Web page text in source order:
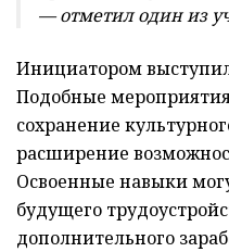
— отметил один из
Инициатором
Подобные
сохранение
расширение
Освоенные навыки
будущего
дополнительного